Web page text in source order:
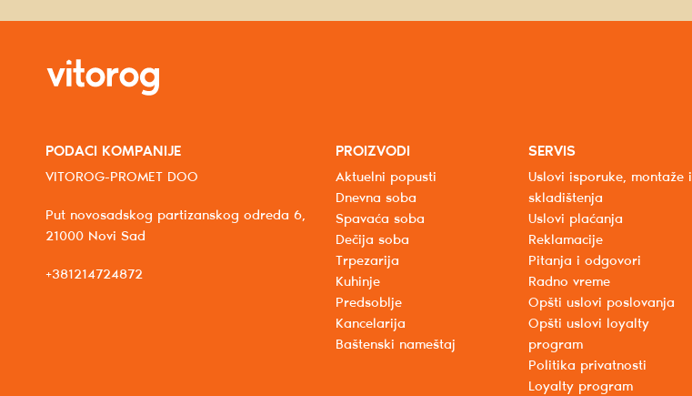
PODACI KOMPANIJE
VITOROG-PROMET DOO
Put novosadskog partizanskog odreda 6,
21000 Novi Sad
+381214724872
PROIZVODI
Aktuelni popusti
Dnevna soba
Spavaća soba
Dečija soba
Trpezarija
Kuhinje
Predsoblje
Kancelarija
Baštenski nameštaj
SERVIS
Uslovi isporuke, montaže i
skladištenja
Uslovi plaćanja
Reklamacije
Pitanja i odgovori
Radno vreme
Opšti uslovi poslovanja
Opšti uslovi loyalty
program
Politika privatnosti
Loyalty program